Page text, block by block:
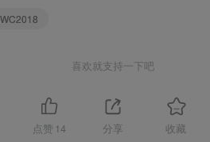
喜欢就支持一下吧
点赞 14 分享 收藏